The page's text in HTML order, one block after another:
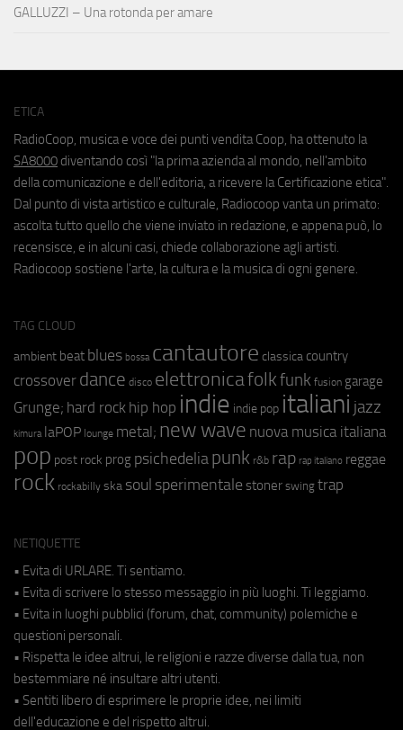
GALLUZZI – Una rotonda per amare
ETICA
RadioCoop, musica e voce dei punti vendita Coop, ha ottenuto la
SA8000 diventando così "la prima azienda al mondo, nell'ambito
della comunicazione e dell'editoria, a ricevere la Certificazione etica".
Dal punto di vista artistico e culturale, Radiocoop vanta un primato:
ascolta tutto quello che viene inviato in redazione, e appena può, lo
recensisce, e in alcuni casi, chiede collaborazione agli artisti.
Radiocoop sostiene l'arte, la cultura e la musica di ogni genere.
TAG CLOUD
ambient beat blues bossa cantautore classica country
crossover dance disco elettronicafolkfunk fusion garage
Grunge; hard rock hip hop indie indie pop italiani jazz
kimura laPOP lounge metal; new wave nuova musica italiana
pop post rock prog psichedeliapunk r&b rap rap italiano reggae
rock rockabilly ska soul sperimentale stoner swing trap
NETIQUETTE
• Evita di URLARE. Ti sentiamo.
• Evita di scrivere lo stesso messaggio in più luoghi. Ti leggiamo.
• Evita in luoghi pubblici (forum, chat, community) polemiche e
questioni personali.
• Rispetta le idee altrui, le religioni e razze diverse dalla tua, non
bestemmiare né insultare altri utenti.
• Sentiti libero di esprimere le proprie idee, nei limiti
dell'educazione e del rispetto altrui.